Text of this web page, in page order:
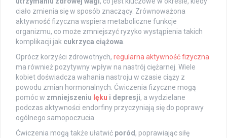
ciało zmienia się w sposób znaczący. Zrównoważona
aktywność fizyczna wspiera metaboliczne funkcje
organizmu, co może zmniejszyć ryzyko wystąpienia takich
komplikacji jak cukrzyca ciążowa.
Oprócz korzyści zdrowotnych, regularna aktywność fizyczna
ma również pozytywny wpływ na nastrój ciężarnej. Wiele
kobiet doświadcza wahania nastroju w czasie ciąży z
powodu zmian hormonalnych. Ćwiczenia fizyczne mogą
pomóc w zmniejszeniu lęku i depresji, a wydzielane
podczas aktywności endorfiny przyczyniają się do poprawy
ogólnego samopoczucia.
Ćwiczenia mogą także ułatwić poród, poprawiając siłę